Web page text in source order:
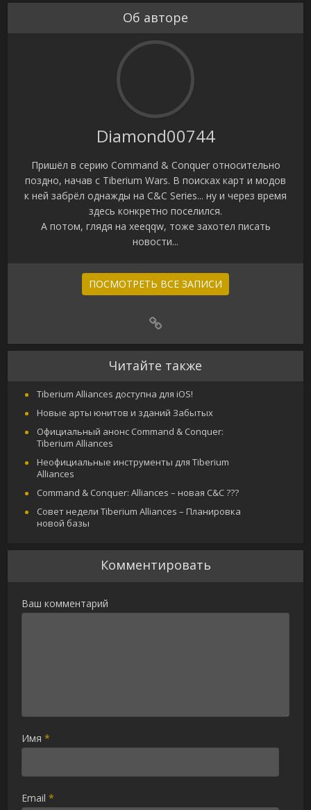
Об авторе
Diamond00744
Пришёл в серию Command & Conquer относительно
поздно, начав с Tiberium Wars. В поисках карт и модов
к ней забрёл однажды на C&C Series... ну и через время
здесь конкретно поселился.
А потом, глядя на xeeqqw, тоже захотел писать
новости...
ПОСМОТРЕТЬ ВСЕ ЗАПИСИ
Читайте также
Tiberium Alliances доступна для iOS!
Новые арты юнитов и зданий Забытых
Официальный анонс Command & Conquer:
Tiberium Alliances
Неофициальные инструменты для Tiberium
Alliances
Command & Conquer: Alliances – новая C&C ???
Совет недели Tiberium Alliances – Планировка
новой базы
Комментировать
Ваш комментарий
Имя*
Email*